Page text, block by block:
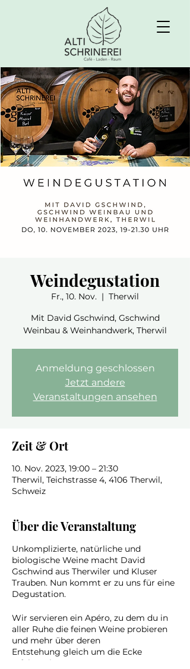
Weindegustation
Fr., 10. Nov.
  |
Therwil
Mit David Gschwind, Gschwind
Weinbau & Weinhandwerk, Therwil
Anmeldung geschlossen
Jetzt andere
Veranstaltungen ansehen
Zeit & Ort
10. Nov. 2023, 19:00 – 21:30
Therwil, Teichstrasse 4, 4106 Therwil,
Schweiz
Über die Veranstaltung
Unkomplizierte, natürliche und
biologische Weine macht David
Gschwind aus Therwiler und Kluser
Trauben. Nun kommt er zu uns für eine
Degustation.
Wir servieren ein Apéro, zu dem du in
aller Ruhe die feinen Weine probieren
und mehr über deren
Entstehung gleich um die Ecke
erfahren kannst.